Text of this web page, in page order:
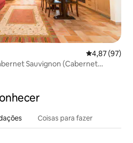
4,87 de uma
4,87 (97)
Sauvignon (Cabernet
Coisas para fazer